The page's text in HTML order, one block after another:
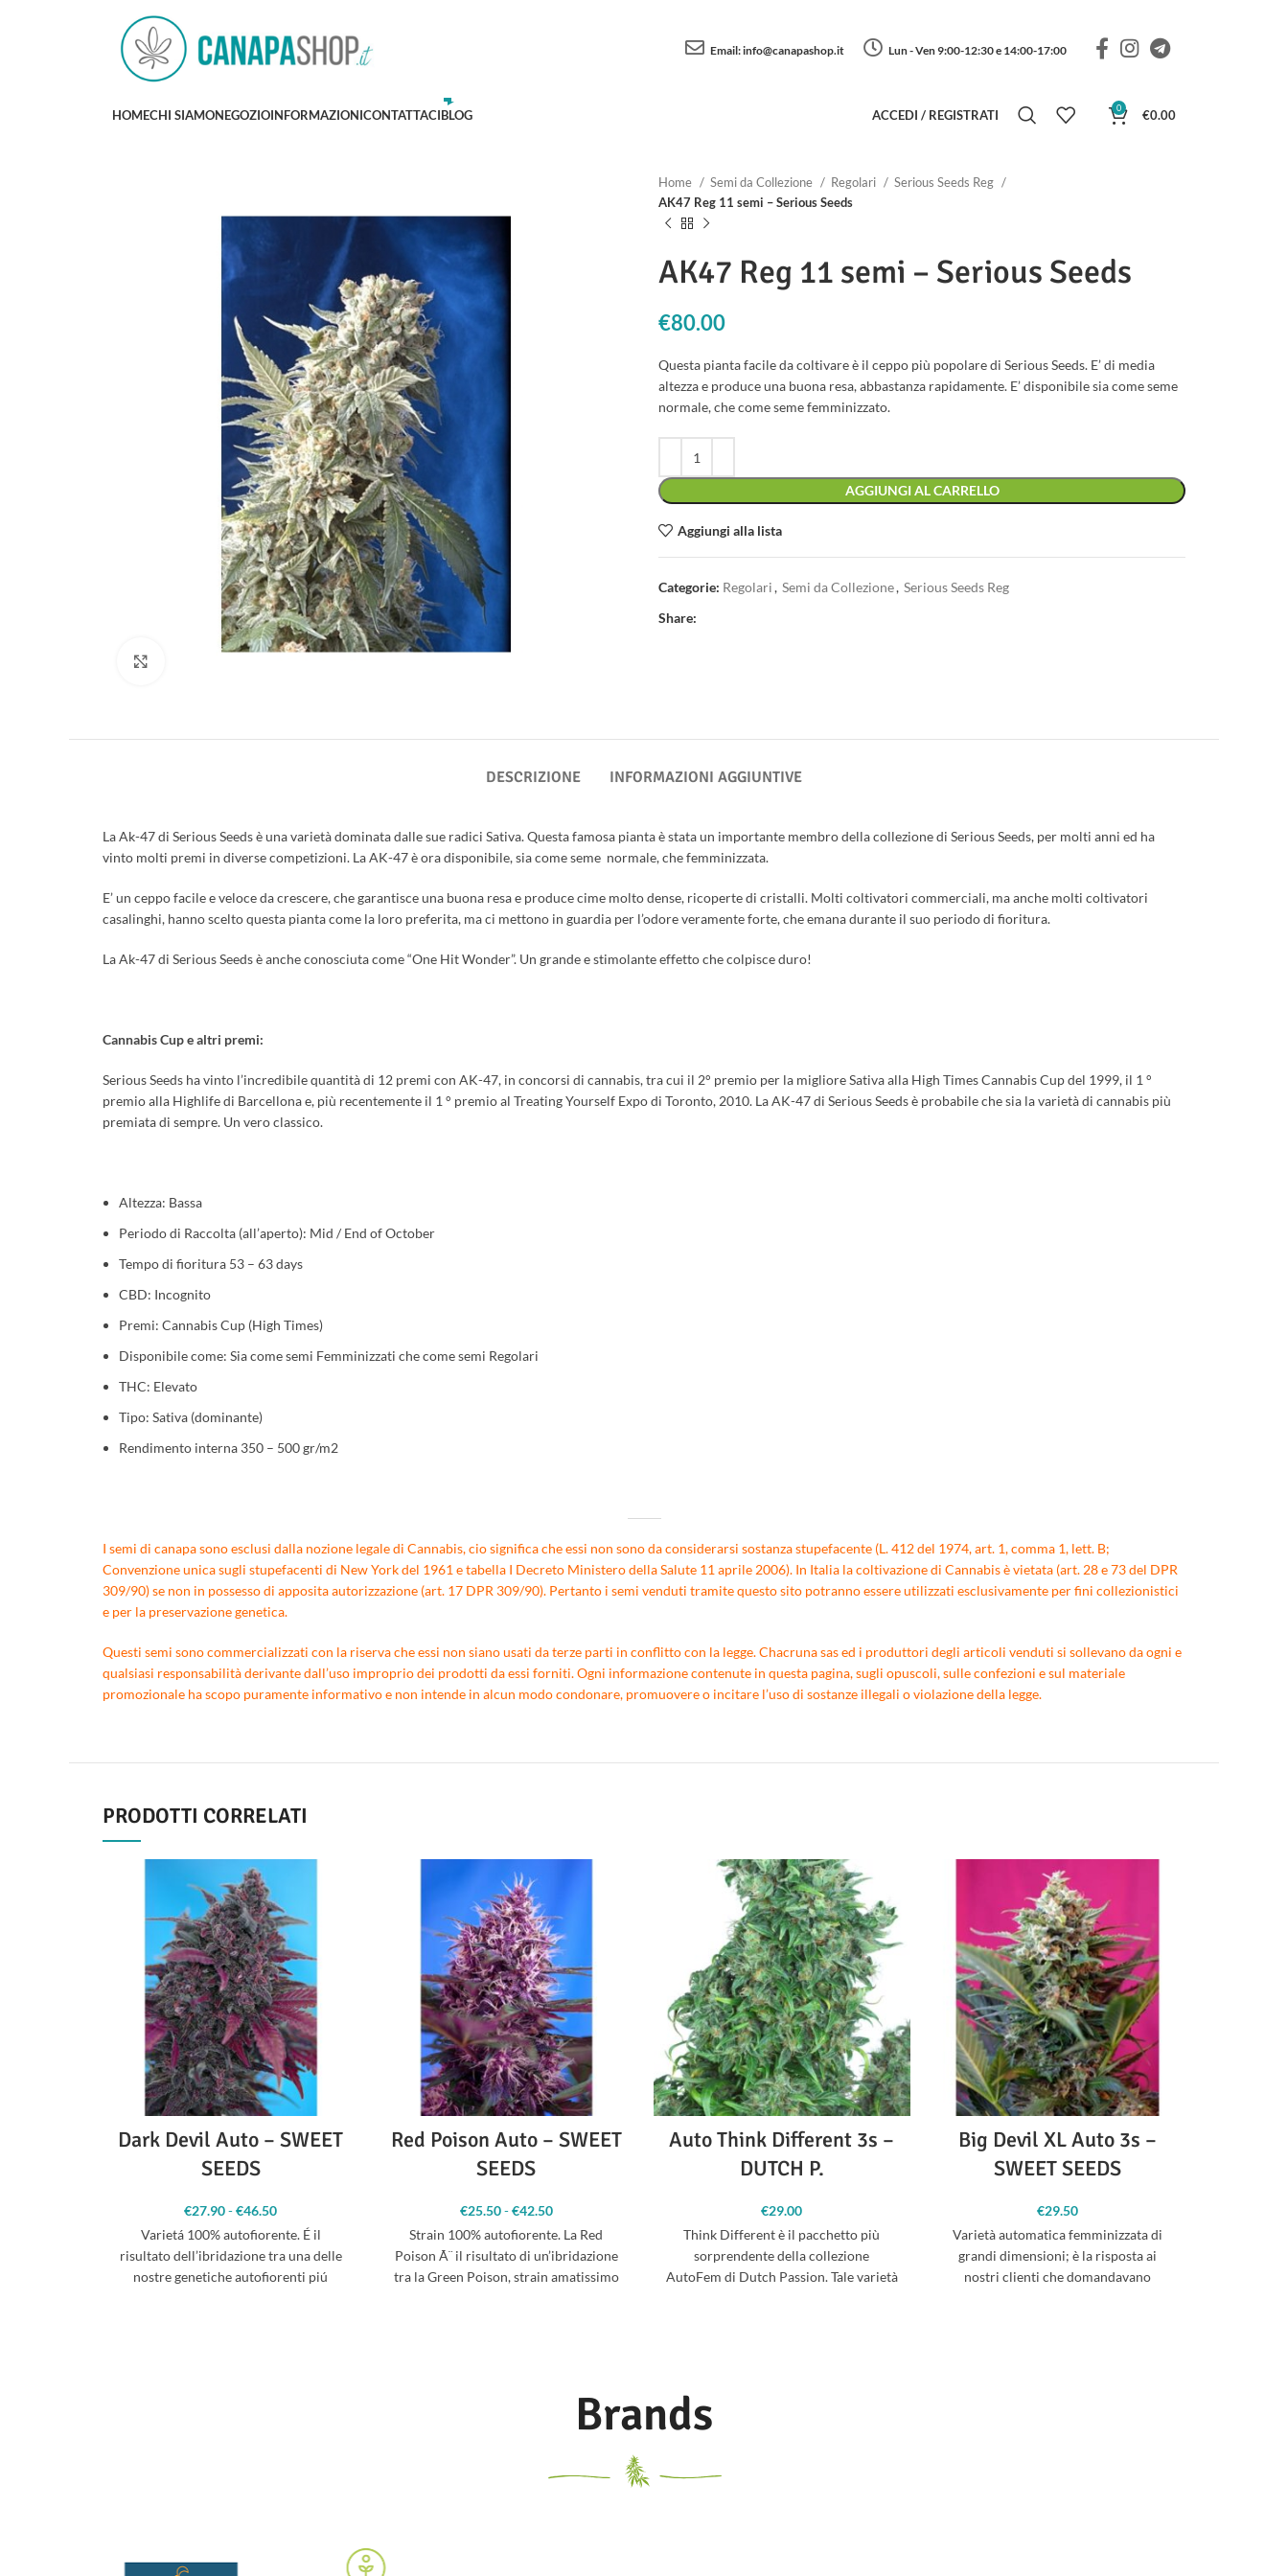
Email:info@canapashop.it Lun - Ven 9:00-12:30 e 14:00-17:00
HOMECHI SIAMONEGOZIOINFORMAZIONICONTATTACIBLOG ACCEDI / REGISTRATI 0 €0.00
Home Semi da Collezione Regolari
Serious Seeds Reg
AK47 Reg 11 semi – Serious Seeds
AK47 Reg 11 semi – Serious Seeds
€80.00
Questa pianta facile da coltivare è il ceppo più popolare di Serious Seeds. E’ di media
altezza e produce una buona resa, abbastanza rapidamente. E’ disponibile sia come seme
normale, che come seme femminizzato.
AGGIUNGI AL CARRELLO
Aggiungi alla lista
Categorie: Regolari, Semi da Collezione, Serious Seeds Reg
Share:
DESCRIZIONE INFORMAZIONI AGGIUNTIVE
La Ak-47 di Serious Seeds è una varietà dominata dalle sue radici Sativa. Questa famosa pianta è stata un importante membro della collezione di Serious Seeds, per molti anni ed ha
vinto molti premi in diverse competizioni. La AK-47 è ora disponibile, sia come seme normale, che femminizzata.
E’ un ceppo facile e veloce da crescere, che garantisce una buona resa e produce cime molto dense, ricoperte di cristalli. Molti coltivatori commerciali, ma anche molti coltivatori
casalinghi, hanno scelto questa pianta come la loro preferita, ma ci mettono in guardia per l’odore veramente forte, che emana durante il suo periodo di fioritura.
La Ak-47 di Serious Seeds è anche conosciuta come “One Hit Wonder”. Un grande e stimolante effetto che colpisce duro!
Cannabis Cup e altri premi:
Serious Seeds ha vinto l’incredibile quantità di 12 premi con AK-47, in concorsi di cannabis, tra cui il 2° premio per la migliore Sativa alla High Times Cannabis Cup del 1999, il 1 °
premio alla Highlife di Barcellona e, più recentemente il 1 ° premio al Treating Yourself Expo di Toronto, 2010. La AK-47 di Serious Seeds è probabile che sia la varietà di cannabis più
premiata di sempre. Un vero classico.
Altezza: Bassa
Periodo di Raccolta (all’aperto): Mid / End of October
Tempo di fioritura 53 – 63 days
CBD: Incognito
Premi: Cannabis Cup (High Times)
Disponibile come: Sia come semi Femminizzati che come semi Regolari
THC: Elevato
Tipo: Sativa (dominante)
Rendimento interna 350 – 500 gr/m2
I semi di canapa sono esclusi dalla nozione legale di Cannabis, cio significa che essi non sono da considerarsi sostanza stupefacente (L. 412 del 1974, art. 1, comma 1, lett. B;
Convenzione unica sugli stupefacenti di New York del 1961 e tabella I Decreto Ministero della Salute 11 aprile 2006). In Italia la coltivazione di Cannabis è vietata (art. 28 e 73 del DPR
309/90) se non in possesso di apposita autorizzazione (art. 17 DPR 309/90). Pertanto i semi venduti tramite questo sito potranno essere utilizzati esclusivamente per fini collezionistici
e per la preservazione genetica.
Questi semi sono commercializzati con la riserva che essi non siano usati da terze parti in conflitto con la legge. Chacruna sas ed i produttori degli articoli venduti si sollevano da ogni e
qualsiasi responsabilità derivante dall’uso improprio dei prodotti da essi forniti. Ogni informazione contenute in questa pagina, sugli opuscoli, sulle confezioni e sul materiale
promozionale ha scopo puramente informativo e non intende in alcun modo condonare, promuovere o incitare l’uso di sostanze illegali o violazione della legge.
PRODOTTI CORRELATI
Dark Devil Auto – SWEET
SEEDS
€27.90-€46.50
prezzo: da
€27.90 a
€46.50
Varietá 100% autofiorente. É il
risultato dell’ibridazione tra una delle
nostre genetiche autofiorenti piú
Red Poison Auto – SWEET
SEEDS
€25.50-€42.50
prezzo: da
€25.50 a
€42.50
Strain 100% autofiorente. La Red
Poison Ã¨ il risultato di un’ibridazione
tra la Green Poison, strain amatissimo
Auto Think Different 3s –
DUTCH P.
€29.00
Think Different è il pacchetto più
sorprendente della collezione
AutoFem di Dutch Passion. Tale varietà
Big Devil XL Auto 3s –
SWEET SEEDS
€29.50
Varietà automatica femminizzata di
grandi dimensioni; è la risposta ai
nostri clienti che domandavano
Brands